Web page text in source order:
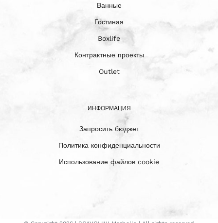
Ванные
Гостиная
Boxlife
Контрактные проекты
Outlet
ИНФОРМАЦИЯ
Запросить бюджет
Политика конфиденциальности
Использование файлов cookie